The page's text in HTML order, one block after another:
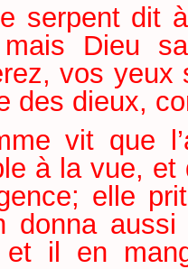
serpent dit
mais Dieu
vos yeux
des dieux,
vit que
à la vue, et
elle
donna
et il en